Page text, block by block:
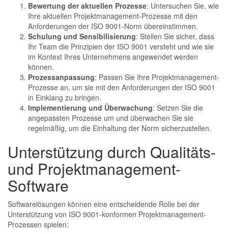
Bewertung der aktuellen Prozesse: Untersuchen Sie, wie
Ihre aktuellen Projektmanagement-Prozesse mit den
Anforderungen der ISO 9001-Norm übereinstimmen.
Schulung und Sensibilisierung: Stellen Sie sicher, dass
Ihr Team die Prinzipien der ISO 9001 versteht und wie sie
im Kontext Ihres Unternehmens angewendet werden
können.
Prozessanpassung: Passen Sie Ihre Projektmanagement-
Prozesse an, um sie mit den Anforderungen der ISO 9001
in Einklang zu bringen.
Implementierung und Überwachung: Setzen Sie die
angepassten Prozesse um und überwachen Sie sie
regelmäßig, um die Einhaltung der Norm sicherzustellen.
Unterstützung durch Qualitäts-
und Projektmanagement-
Software
Softwarelösungen können eine entscheidende Rolle bei der
Unterstützung von ISO 9001-konformen Projektmanagement-
Prozessen spielen: